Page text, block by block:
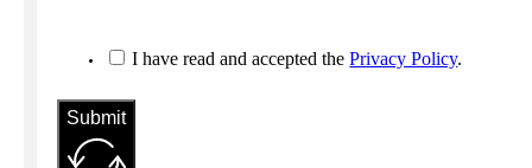
I have read and accepted thePrivacy Policy.
Submit